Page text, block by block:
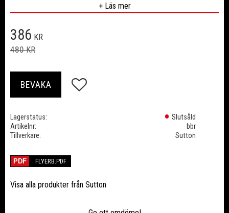
om slipmaterial, kugghjul, skruv och muttrar, kilar och kilspår,
håldiameter för gängtappar, skärdata och mycket mer. Idealisk
för ingenjörer, branschfolk, lärlingsplatser, maskinverkstäder,
+ Läs mer
Nedsatt pris:
386 KR
Ordinarie pris:
480KR
Lägg till i favoriter
BEVAKA
Lagerstatus
Slutsåld
Artikelnr
bbr
Tillverkare
Sutton
FLYERB.PDF
Visa alla produkter från Sutton